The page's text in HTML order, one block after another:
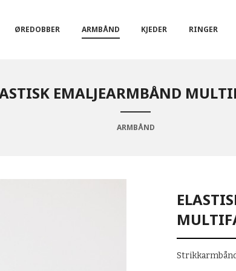
ØREDOBBER ARMBÅND KJEDER RINGER
EMALJEARMBÅND
ARMBÅND